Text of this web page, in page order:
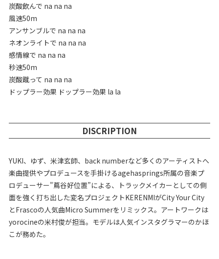
炭酸飲んで na na na
風速50m
アンサンブルで na na na
ネオンライトで na na na
感情線で na na na
秒速50m
炭酸蹴って na na na
ドップラー効果 ドップラー効果 la la
DISCRIPTION
YUKI、ゆず、米津玄師、back numberなど多くのアーティストへ
楽曲提供やプロデュースを手掛けるagehasprings所属の音楽プ
ロデューサー"蔦谷好位置”による、トラックメイカーとしての側
面を強く打ち出した変名プロジェクトKERENMIがCity Your City
とFrascoの人気曲Micro Summerをリミックス。アートワークは
yorocineの米村俊が担当。モデルは人気インスタグラマーのかほ
こが務めた。